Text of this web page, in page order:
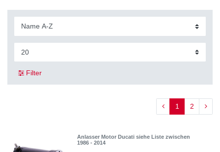
Filter
1 2
Anlasser Motor Ducati siehe Liste zwischen
1986 - 2014